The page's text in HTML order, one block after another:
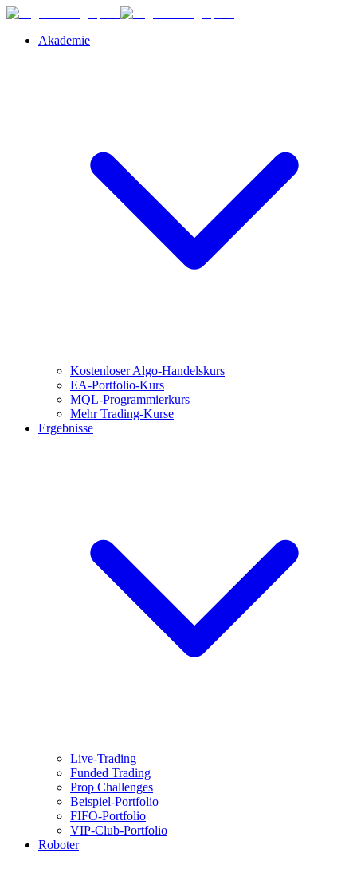
Akademie
Kostenloser Algo-Handelskurs
EA-Portfolio-Kurs
MQL-Programmierkurs
Mehr Trading-Kurse
Ergebnisse
Live-Trading
Funded Trading
Prop Challenges
Beispiel-Portfolio
FIFO-Portfolio
VIP-Club-Portfolio
Roboter